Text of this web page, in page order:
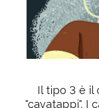
Il tipo 3 è il
"cavatappi". I